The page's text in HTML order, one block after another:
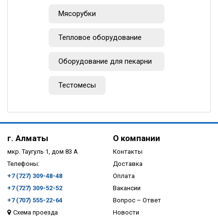
Мясорубки
Тепловое оборудование
Оборудование для пекарни
Тестомесы
г. Алматы
мкр. Таугуль 1, дом 83 А
Телефоны:
+7 (727) 309-48-48
+7 (727) 309-52-52
+7 (707) 555-22-64
Схема проезда
О компании
Контакты
Доставка
Оплата
Вакансии
Вопрос – Ответ
Новости